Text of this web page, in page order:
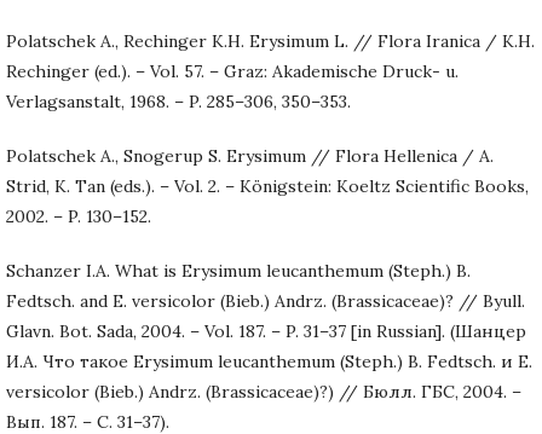
Polatschek A., Rechinger K.H. Erysimum L. // Flora Iranica / K.H.
Rechinger (ed.). – Vol. 57. – Graz: Akademische Druck- u.
Verlagsanstalt, 1968. – P. 285–306, 350–353.
Polatschek A., Snogerup S. Erysimum // Flora Hellenica / A.
Strid, K. Tan (eds.). – Vol. 2. – Königstein: Koeltz Scientific Books,
2002. – P. 130–152.
Schanzer I.A. What is Erysimum leucanthemum (Steph.) B.
Fedtsch. and E. versicolor (Bieb.) Andrz. (Brassicaceae)? // Byull.
Glavn. Bot. Sada, 2004. – Vol. 187. – P. 31–37 [in Russian]. (Шанцер
И.А. Что такое Erysimum leucanthemum (Steph.) B. Fedtsch. и E.
versicolor (Bieb.) Andrz. (Brassicaceae)?) // Бюлл. ГБС, 2004. –
Вып. 187. – С. 31–37).